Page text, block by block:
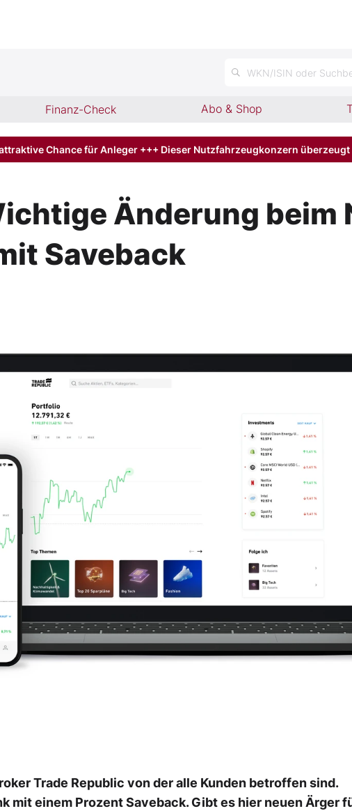
WKN/ISIN oder
Finanz-Check Abo & Shop
Chance für Anleger +++ Dieser Nutzfahrzeugkonzern überzeugt
Änderung beim
Saveback
Trade Republic von der alle Kunden betroffen sind.
mit einem Prozent Saveback. Gibt es hier neuen Ärger